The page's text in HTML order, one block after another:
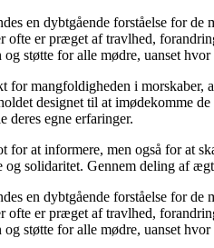
en dybtgående forståelse for
ofte er præget af travlhed,
støtte for alle mødre, uanset hvor
for mangfoldigheden i
designet til at imødekomme
deres egne erfaringer.
for at informere, men også for at
og solidaritet. Gennem deling af
en dybtgående forståelse for
ofte er præget af travlhed,
støtte for alle mødre, uanset hvor